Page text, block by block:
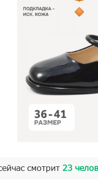
смотрит 23